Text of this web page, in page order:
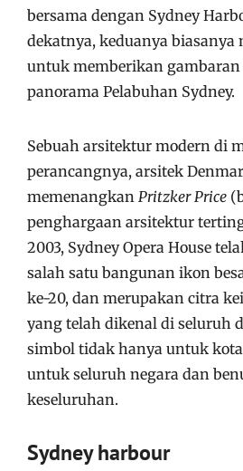
bersama dengan Sydney
dekatnya, keduanya biasanya
untuk memberikan gambaran
panorama Pelabuhan Sydney.
Sebuah arsitektur modern di
perancangnya, arsitek
memenangkan Pritzker Price
penghargaan arsitektur
2003, Sydney Opera House
salah satu bangunan ikon
ke-20, dan merupakan citra
yang telah dikenal di seluruh
simbol tidak hanya untuk
untuk seluruh negara dan
keseluruhan.
Sydney harbour